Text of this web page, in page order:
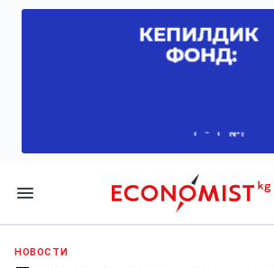
Economist.kg
НОВОСТИ